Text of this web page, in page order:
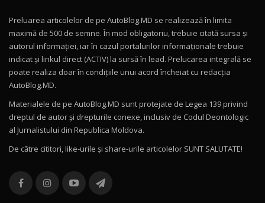
Mercedes-AMG E 53 HYBRID 4MATIC+ / Test
Drive AutoBlog.MD
16:27
11
Noul Volvo ES90 / Test Drive AutoBlog.MD
12
Noul MG HS / Test Drive AutoBlog.MD
16:48
13
combină aventura cu luxul / AutoBlog.MD
36:08
Preluarea articolelor de pe AutoBlog.MD se realizează în limita
maximă de 500 de semne. În mod obligatoriu, trebuie citată sursa și
autorul informației, iar în cazul portalurilor informaționale trebuie
indicat și linkul direct (ACTIV) la sursă în lead. Prelucarea integrală se
poate realiza doar în condițiile unui acord încheiat cu redacţia
AutoBlog.MD.
Materialele de pe AutoBlog.MD sunt protejate de Legea 139 privind
dreptul de autor și drepturile conexe, inclusiv de Codul Deontologic
al Jurnalistului din Republica Moldova.
De către cititori, like-urile şi share-urile articolelor SUNT SALUTATE!